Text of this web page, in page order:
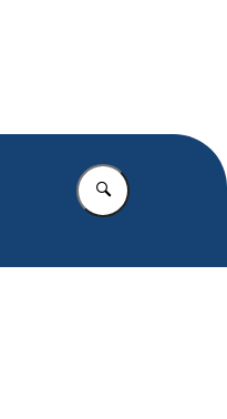
Vul in wat u